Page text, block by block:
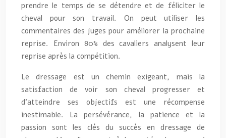
prendre le temps de se détendre et de féliciter le
cheval pour son travail. On peut utiliser les
commentaires des juges pour améliorer la prochaine
reprise. Environ 80% des cavaliers analysent leur
reprise après la compétition.
Le dressage est un chemin exigeant, mais la
satisfaction de voir son cheval progresser et
d’atteindre ses objectifs est une récompense
inestimable. La persévérance, la patience et la
passion sont les clés du succès en dressage de